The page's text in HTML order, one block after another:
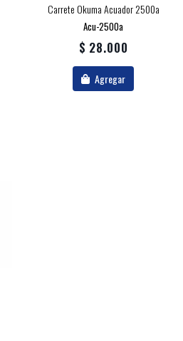
Carrete Okuma Acuador 2500a
Acu-2500a
$ 28.000
Agregar